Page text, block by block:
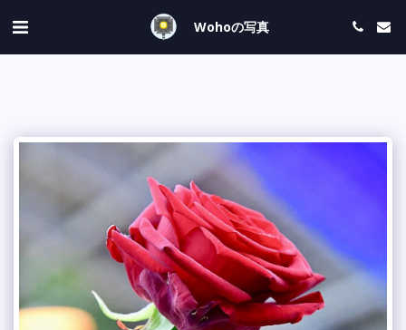
Wohoの写真